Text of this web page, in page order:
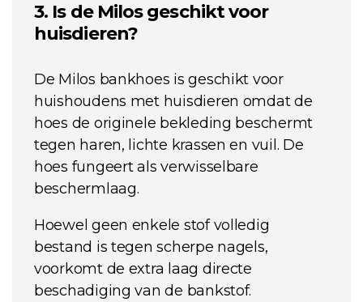
3. Is de Milos geschikt voor
huisdieren?
De Milos bankhoes is geschikt voor
huishoudens met huisdieren omdat de
hoes de originele bekleding beschermt
tegen haren, lichte krassen en vuil. De
hoes fungeert als verwisselbare
beschermlaag.
Hoewel geen enkele stof volledig
bestand is tegen scherpe nagels,
voorkomt de extra laag directe
beschadiging van de bankstof.